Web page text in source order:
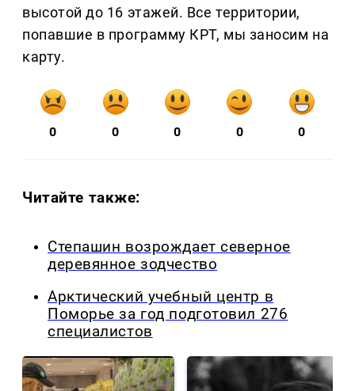
высотой до 16 этажей. Все территории,
попавшие в программу КРТ, мы заносим на
карту.
0 0 0 0 0
Читайте также:
Степашин возрождает северное
деревянное зодчество
Арктический учебный центр в
Поморье за год подготовил 276
специалистов